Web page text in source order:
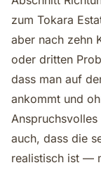
zum Tokara
aber nach zehn
oder dritten
dass man auf
ankommt und
auch, dass die
realistisch ist —